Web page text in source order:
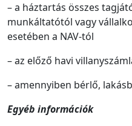
– a háztartás összes
munkáltatótól vagy
esetében a NAV-tól
– az előző havi
– amennyiben bérlő,
Egyéb információk